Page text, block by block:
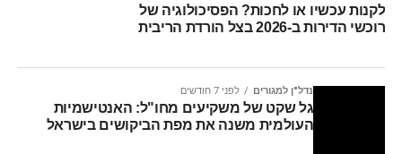
לקנות עכשיו או לחכות? הפסיכולוגיה של
רוכשי הדירות ב-2026 בצל הורדת הריבית
נדל"ן למגורים לפני 7 חודשים
גל שקט של משקיעים מחו"ל: האנטישמיות
העולמית משנה את מפת הביקושים בישראל